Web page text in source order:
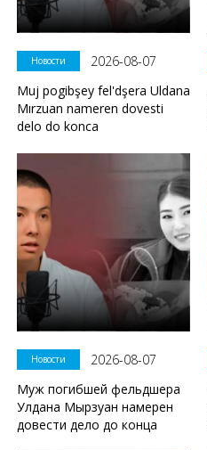
Новости
2026-08-07
Muj pogibşey fel'dşera Uldana
Mırzuan nameren dovesti
delo do konca
Новости
2026-08-07
Муж погибшей фельдшера
Улдана Мырзуан намерен
довести дело до конца